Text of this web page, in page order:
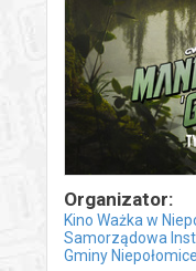
Organizator:
Kino Ważka w
Samorządowa
Gminy Niepołomice